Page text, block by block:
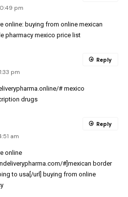
pm
online: buying from online mexican
pharmacy mexico price list
pm
#mexico
drugs
Reply
am
online
#]mexican border
to usa[/url] buying from online
Reply